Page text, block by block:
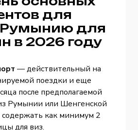
для
Румынию для
в 2026 году
— действительный на
поездки и еще
после предполагаемой
Румынии или Шенгенской
как минимум 2
для виз.